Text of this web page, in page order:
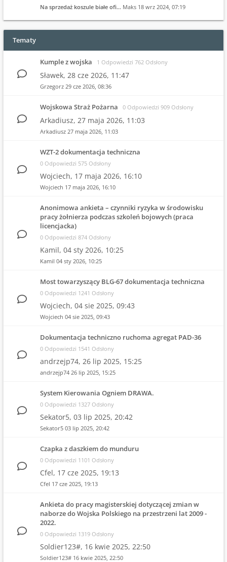
Na sprzedaż koszule białe ofi… Maks 18 wrz 2024, 07:19
Tematy
Kumple z wojska 1 Odpowiedzi 762 Odsłony
Sławek, 28 cze 2026, 11:47
Grzegorz 29 cze 2026, 08:36
Wojskowa Straż Pożarna 0 Odpowiedzi 909 Odsłony
Arkadiusz, 27 maja 2026, 11:03
Arkadiusz 27 maja 2026, 11:03
WZT-2 dokumentacja techniczna
0 Odpowiedzi 575 Odsłony
Wojciech, 17 maja 2026, 16:10
Wojciech 17 maja 2026, 16:10
Anonimowa ankieta – czynniki ryzyka w środowisku
pracy żołnierza podczas szkoleń bojowych (praca
licencjacka)
0 Odpowiedzi 874 Odsłony
Kamil, 04 sty 2026, 10:25
Kamil 04 sty 2026, 10:25
Most towarzyszący BLG-67 dokumentacja techniczna
0 Odpowiedzi 1241 Odsłony
Wojciech, 04 sie 2025, 09:43
Wojciech 04 sie 2025, 09:43
Dokumentacja techniczno ruchoma agregat PAD-36
0 Odpowiedzi 1541 Odsłony
andrzejp74, 26 lip 2025, 15:25
andrzejp74 26 lip 2025, 15:25
System Kierowania Ogniem DRAWA.
0 Odpowiedzi 1327 Odsłony
Sekator5, 03 lip 2025, 20:42
Sekator5 03 lip 2025, 20:42
Czapka z daszkiem do munduru
0 Odpowiedzi 1101 Odsłony
Cfel, 17 cze 2025, 19:13
Cfel 17 cze 2025, 19:13
Ankieta do pracy magisterskiej dotyczącej zmian w
naborze do Wojska Polskiego na przestrzeni lat 2009 -
2022.
0 Odpowiedzi 1319 Odsłony
Soldier123#, 16 kwie 2025, 22:50
Soldier123# 16 kwie 2025, 22:50